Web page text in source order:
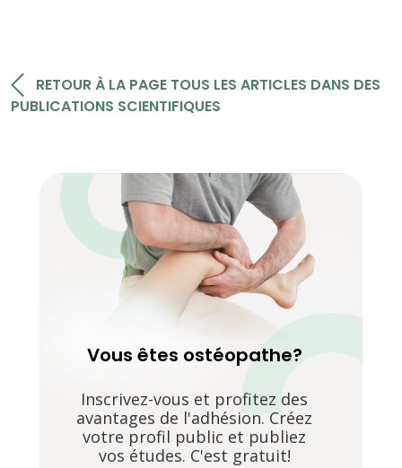
RETOUR À LA PAGE TOUS LES ARTICLES DANS DES
PUBLICATIONS SCIENTIFIQUES
Vous êtes ostéopathe?
Inscrivez-vous et profitez des
avantages de l'adhésion. Créez
votre profil public et publiez
vos études. C'est gratuit!